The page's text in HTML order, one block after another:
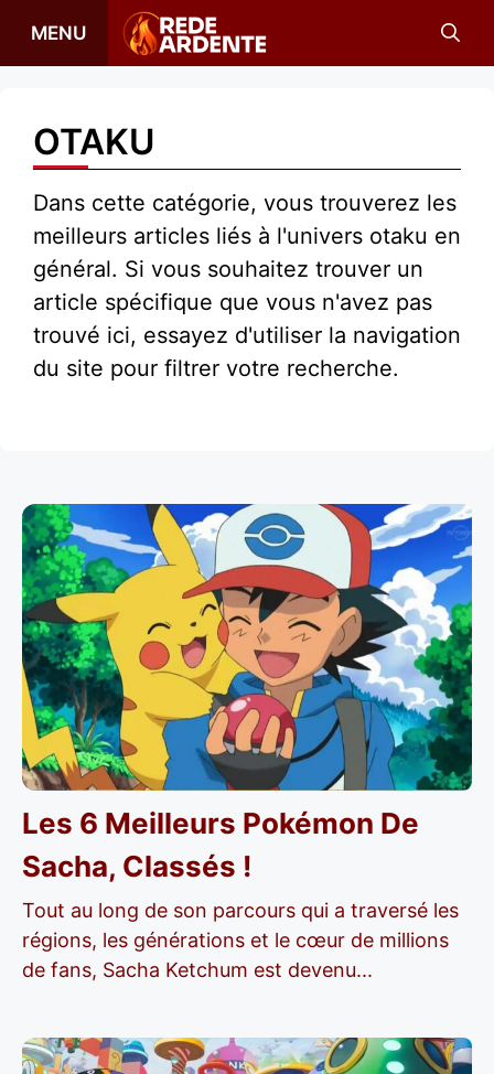
MENU
OTAKU
Dans cette catégorie, vous trouverez les
meilleurs articles liés à l'univers otaku en
général. Si vous souhaitez trouver un
article spécifique que vous n'avez pas
trouvé ici, essayez d'utiliser la navigation
du site pour filtrer votre recherche.
Les 6 Meilleurs Pokémon De
Sacha, Classés !
Tout au long de son parcours qui a traversé les
régions, les générations et le cœur de millions
de fans, Sacha Ketchum est devenu...